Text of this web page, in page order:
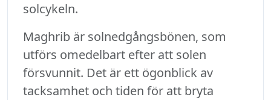
solcykeln.
Maghrib är solnedgångsbönen, som
utförs omedelbart efter att solen
försvunnit. Det är ett ögonblick av
tacksamhet och tiden för att bryta